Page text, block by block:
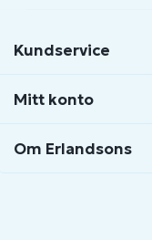
Kundservice
Mitt konto
Om Erlandsons